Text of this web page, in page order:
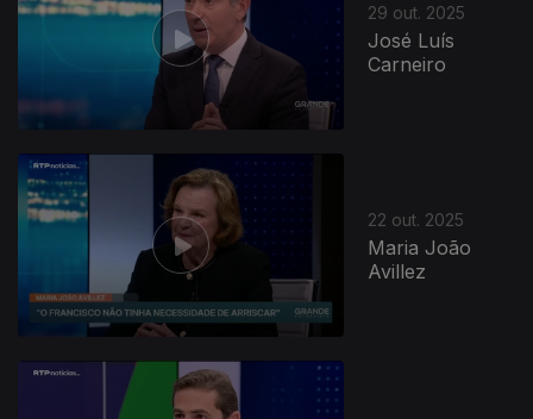
29 out. 2025
José Luís
Carneiro
22 out. 2025
Maria João
Avillez